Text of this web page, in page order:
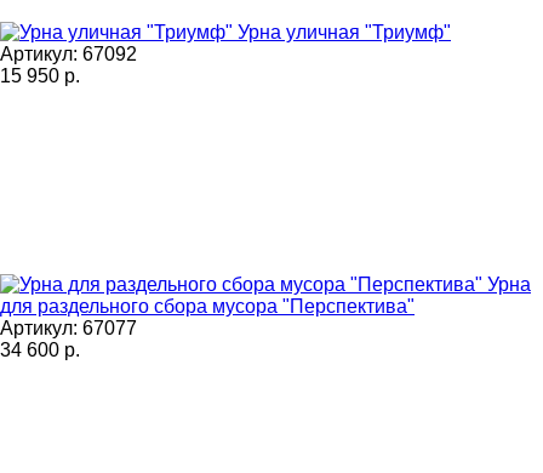
Урна уличная "Триумф"
Артикул: 67092
15 950 р.
Урна
для раздельного сбора мусора "Перспектива"
Артикул: 67077
34 600 р.